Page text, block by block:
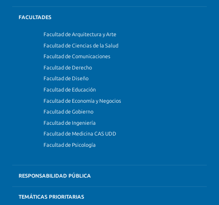
FACULTADES
Facultad de Arquitectura y Arte
Facultad de Ciencias de la Salud
Facultad de Comunicaciones
Facultad de Derecho
Facultad de Diseño
Facultad de Educación
Facultad de Economía y Negocios
Facultad de Gobierno
Facultad de Ingeniería
Facultad de Medicina CAS UDD
Facultad de Psicología
RESPONSABILIDAD PÚBLICA
TEMÁTICAS PRIORITARIAS